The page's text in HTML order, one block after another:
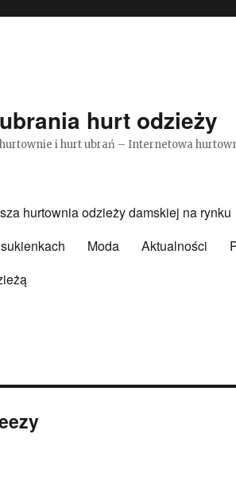
hurt odzieży
i hurt ubrań – Internetowa
hurtownia odzieży damskiej na rynku
Moda Aktualności